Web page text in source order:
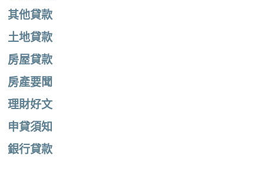
其他貸款
土地貸款
房屋貸款
房產要聞
理財好文
申貸須知
銀行貸款